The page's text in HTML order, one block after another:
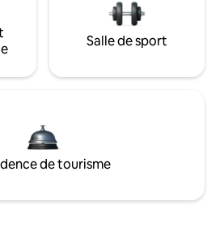
Salle de sport
de tourisme